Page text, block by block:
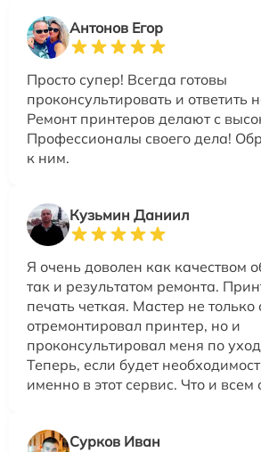
Антонов Егор
Просто супер! Всегда готовы
проконсультировать и ответить
Ремонт принтеров делают с
Профессионалы своего дела!
к ним.
Кузьмин Даниил
Я очень доволен как качеством
так и результатом ремонта.
печать четкая. Мастер не только
отремонтировал принтер, но и
проконсультировал меня по
Теперь, если будет
именно в этот сервис. Что и всем
Сурков Иван